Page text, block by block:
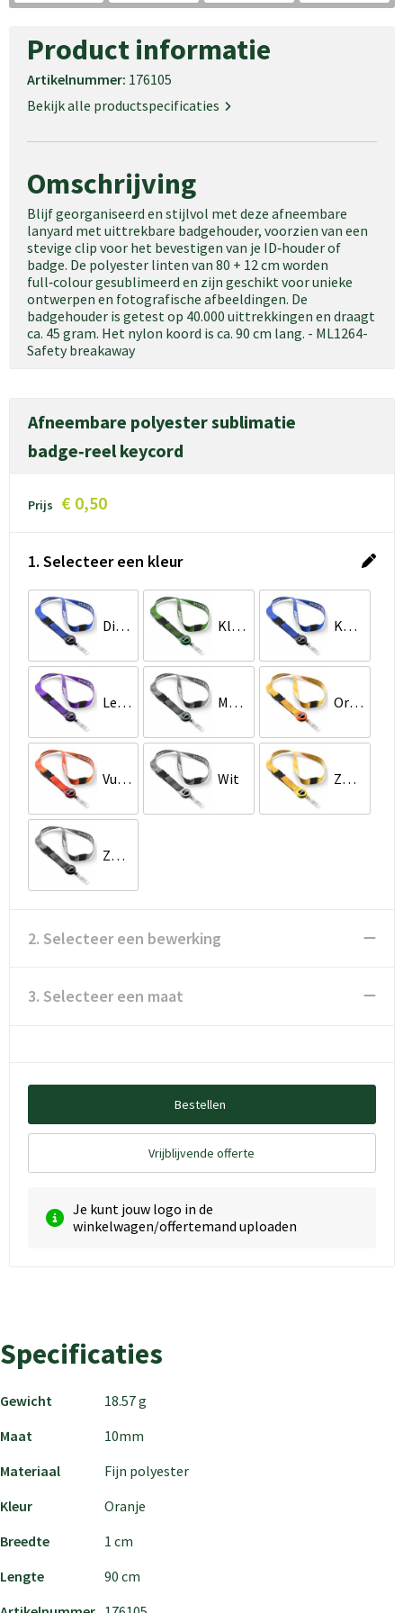
Schoudertassen
Goodiebags
Waterbestendige tassen
Product informatie
Artikelnummer: 176105
Bekijk alle productspecificaties
Omschrijving
Blijf georganiseerd en stijlvol met deze afneembare
lanyard met uittrekbare badgehouder, voorzien van een
stevige clip voor het bevestigen van je ID‑houder of
badge. De polyester linten van 80 + 12 cm worden
full‑colour gesublimeerd en zijn geschikt voor unieke
ontwerpen en fotografische afbeeldingen. De
badgehouder is getest op 40.000 uittrekkingen en draagt
ca. 45 gram. Het nylon koord is ca. 90 cm lang. - ML1264-
Safety breakaway
Afneembare polyester sublimatie
badge‑reel keycord
Prijs € 0,50
1. Selecteer een kleur
Diep Marineblauw Klassiek Groen Koel donkerblauw
Levendig Paars Medium Grijs Oranje
Vuurrood Wit Zonnebloemgeel
Zwart
2. Selecteer een bewerking
3. Selecteer een maat
Bestellen
Vrijblijvende offerte
Je kunt jouw logo in de
winkelwagen/offertemand uploaden
Specificaties
Gewicht
18.57 g
Maat
10mm
Materiaal
Fijn polyester
Kleur
Oranje
Breedte
1 cm
Lengte
90 cm